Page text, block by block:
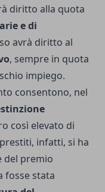
diritto alla quota
e di
avrà diritto al
, sempre in quota
impiego.
consentono, nel
così elevato di
infatti, si ha
del premio
fosse stata